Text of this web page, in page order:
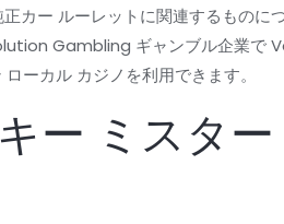
カー ルーレットに関連するものに
Gambling ギャンブル企業
ーカル カジノを利用できます。
ー ミスター